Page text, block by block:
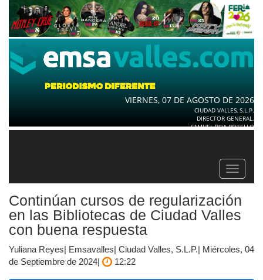
VIERNES, 07 DE AGOSTO DE 2026
CIUDAD VALLES, S.L.P.
DIRECTOR GENERAL.
SAMUEL ROA BOTELLO
Toggle
Continúan cursos de regularización
en las Bibliotecas de Ciudad Valles
con buena respuesta
Yuliana Reyes| Emsavalles| Ciudad Valles, S.L.P.| Miércoles, 04
de Septiembre de 2024|
12:22